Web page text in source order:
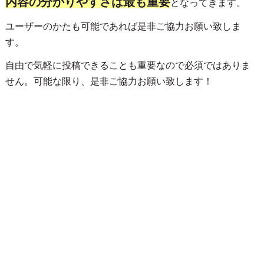
となってきます。
ユーザーのかたも可能であれば是非ご協力お願い致しま
す。
自由で気軽に投稿できることも重要なので必須ではありま
せん。可能な限り、是非ご協力お願い致します！